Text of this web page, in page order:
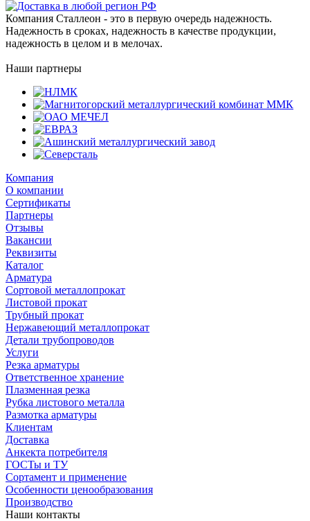
Компания Сталлеон - это в первую очередь надежность.
Надежность в сроках, надежность в качестве продукции,
надежность в целом и в мелочах.
Наши партнеры
Компания
О компании
Сертификаты
Партнеры
Отзывы
Вакансии
Реквизиты
Каталог
Арматура
Сортовой металлопрокат
Листовой прокат
Трубный прокат
Нержавеющий металлопрокат
Детали трубопроводов
Услуги
Резка арматуры
Ответственное хранение
Плазменная резка
Рубка листового металла
Размотка арматуры
Клиентам
Доставка
Анкекта потребителя
ГОСТы и ТУ
Сортамент и применение
Особенности ценообразования
Производство
Наши контакты